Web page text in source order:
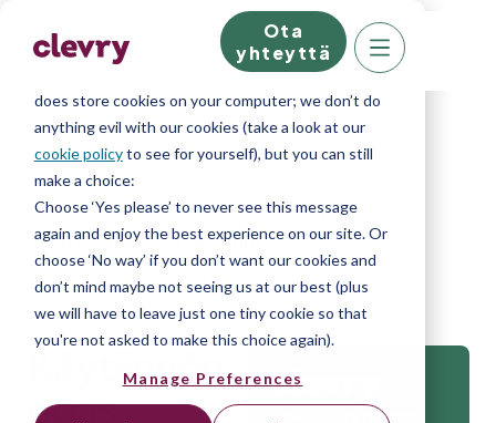
We know right? These cookie pop-ups can really
ruin your visit, so we’ll make this quick. This website
does store cookies on your computer; we don’t do
anything evil with our cookies (take a look at our
cookie policyto see for yourself), but you can still
make a choice:
Choose ‘Yes please’ to never see this message
again and enjoy the best experience on our site. Or
choose ‘No way’ if you don’t want our cookies and
don’t mind maybe not seeing us at our best (plus
we will have to leave just one tiny cookie so that
you're not asked to make this choice again).
Manage Preferences
Ota
yhteyttä
Home»Blog»Käytännön opas
muutosneuvotteluihin
Käytännön
opas
Kaikki rekrytoinnin